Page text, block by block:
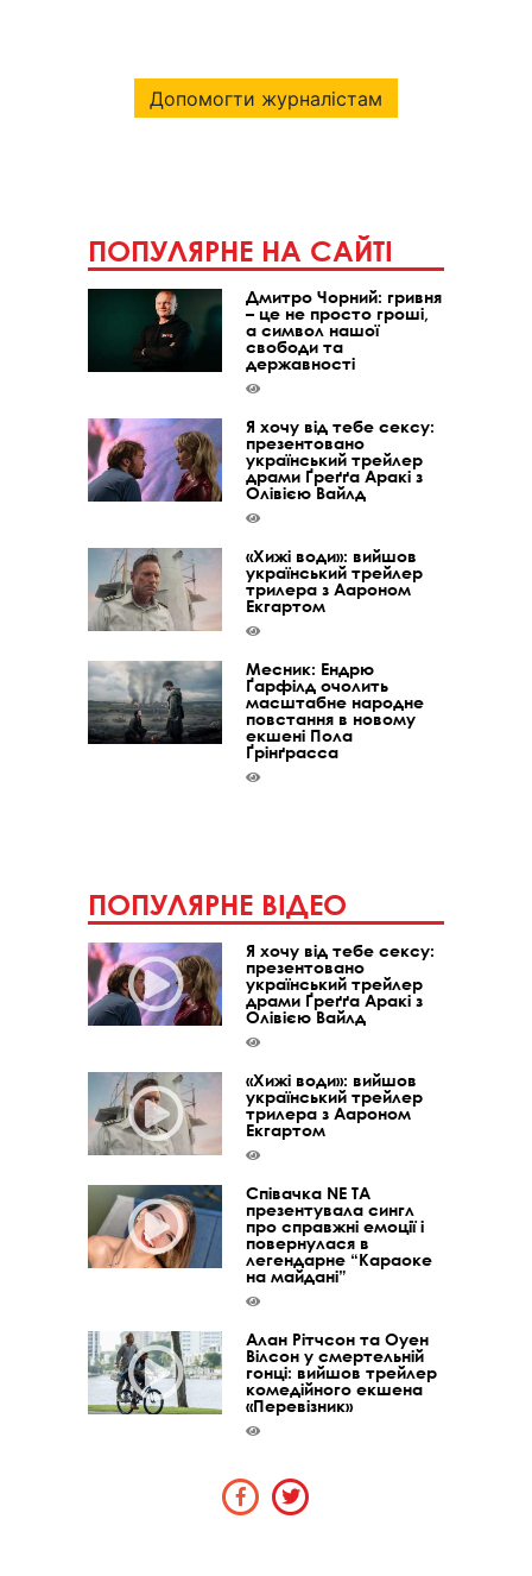
Допомогти журналістам
ПОПУЛЯРНЕ НА САЙТІ
Дмитро Чорний: гривня
– це не просто гроші,
а символ нашої
свободи та
державності
Я хочу від тебе сексу:
презентовано
український трейлер
драми Ґреґґа Аракі з
Олівією Вайлд
«Хижі води»: вийшов
український трейлер
трилера з Аароном
Екгартом
Месник: Ендрю
Ґарфілд очолить
масштабне народне
повстання в новому
екшені Пола
Ґрінґрасса
ПОПУЛЯРНЕ ВІДЕО
Я хочу від тебе сексу:
презентовано
український трейлер
драми Ґреґґа Аракі з
Олівією Вайлд
«Хижі води»: вийшов
український трейлер
трилера з Аароном
Екгартом
Співачка NE TA
презентувала сингл
про справжні емоції і
повернулася в
легендарне “Караоке
на майдані”
Алан Рітчсон та Оуен
Вілсон у смертельній
гонці: вийшов трейлер
комедійного екшена
«Перевізник»